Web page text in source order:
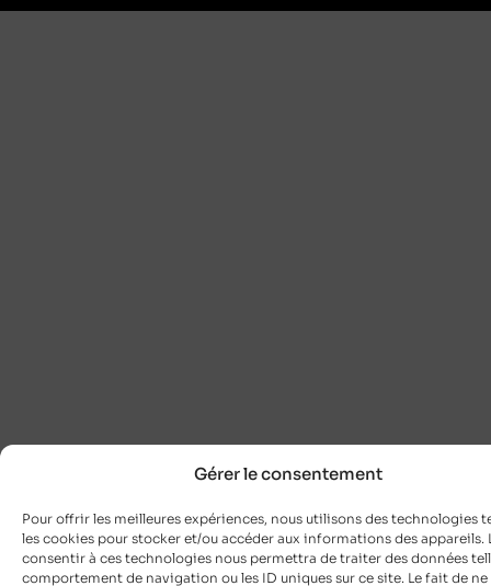
Gérer le consentement
Pour offrir les meilleures expériences, nous utilisons des technologies
les cookies pour stocker et/ou accéder aux informations des appareils.
consentir à ces technologies nous permettra de traiter des données
comportement de navigation ou les ID uniques sur ce site. Le fait de ne